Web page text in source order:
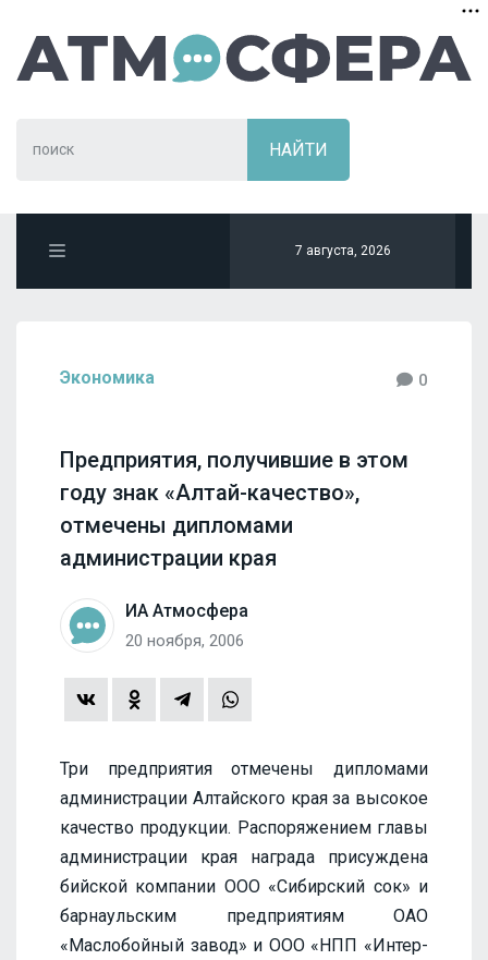
7 августа, 2026
Экономика 0
Предприятия, получившие в этом
году знак «Алтай-качество»,
отмечены дипломами
администрации края
ИА Атмосфера
20 ноября, 2006
Три предприятия отмечены дипломами
администрации Алтайского края за высокое
качество продукции. Распоряжением главы
администрации края награда присуждена
бийской компании ООО «Сибирский сок» и
барнаульским предприятиям ОАО
«Маслобойный завод» и ООО «НПП «Интер-